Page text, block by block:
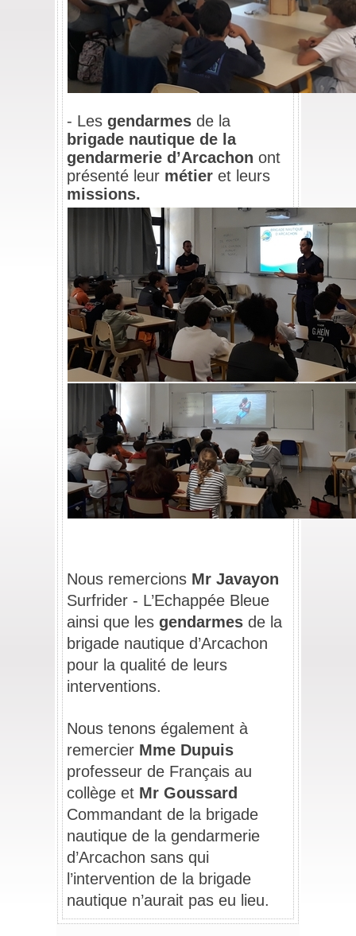
- Les gendarmes
brigade nautique de la
gendarmerie d’Arcachon ont
présenté leur métier et leurs
missions.
Nous remercions Mr Javayon
Surfrider - L’Echappée Bleue
ainsi que les gendarmes de la
brigade nautique d’Arcachon
pour la qualité de leurs
interventions.
Nous tenons également à
remercier Mme Dupuis
professeur de Français au
collège et Mr Goussard
Commandant de la brigade
nautique de la gendarmerie
d’Arcachon sans qui
l’intervention de la brigade
nautique n’aurait pas eu lieu.